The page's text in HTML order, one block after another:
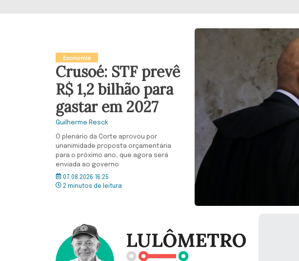
Economia
Crusoé: STF prevê
R$ 1,2 bilhão para
gastar em 2027
Guilherme Resck
O plenário da Corte aprovou por
unanimidade proposta orçamentária
para o próximo ano, que agora será
enviada ao governo
07.08.2026 16:25
2 minutos de leitura